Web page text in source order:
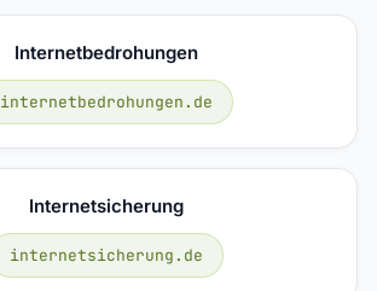
Internetbedrohungen
internetbedrohungen.de
Internetsicherung
internetsicherung.de